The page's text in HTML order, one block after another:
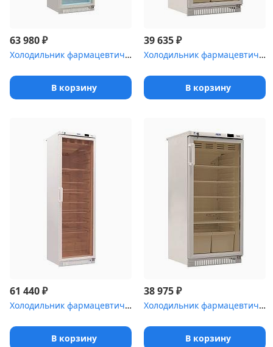
63 980₽
Холодильник фармацевтический Pozis ХФ-400-5
В корзину
39 635₽
Холодильник фармацевтический Pozis ХФ-250-3(ТС) с тонированной ст...
В корзину
61 440₽
Холодильник фармацевтический Pozis ХФ-400-3(ТС) с тонированной ст...
В корзину
38 975₽
Холодильник фармацевтический Pozis ХФ-250-3 со стеклянной дверью ...
В корзину